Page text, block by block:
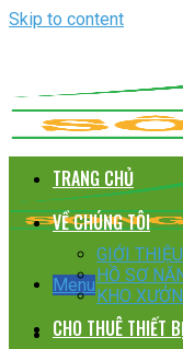
Skip to content
Menu
TRANG CHỦ
VỀ CHÚNG TÔI
GIỚI THIỆU
HỒ SƠ
KHO
CHO THUÊ THIẾT